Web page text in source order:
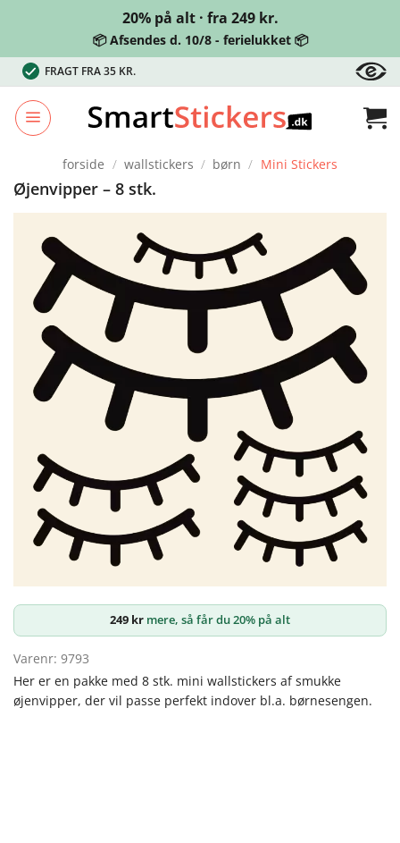
20% på alt · fra 249 kr.
📦 Afsendes d. 10/8 - ferielukket 📦
Fortsæt
til
indhold
FRAGT FRA 35 KR.
forside / wallstickers / børn / Mini Stickers
Øjenvipper – 8 stk.
249 kr mere, så får du 20% på alt
Varenr: 9793
Her er en pakke med 8 stk. mini wallstickers af smukke
øjenvipper, der vil passe perfekt indover bl.a. børnesengen.